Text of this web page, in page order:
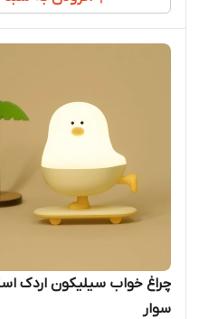
چراغ خواب سیلیکون اردک
سوار